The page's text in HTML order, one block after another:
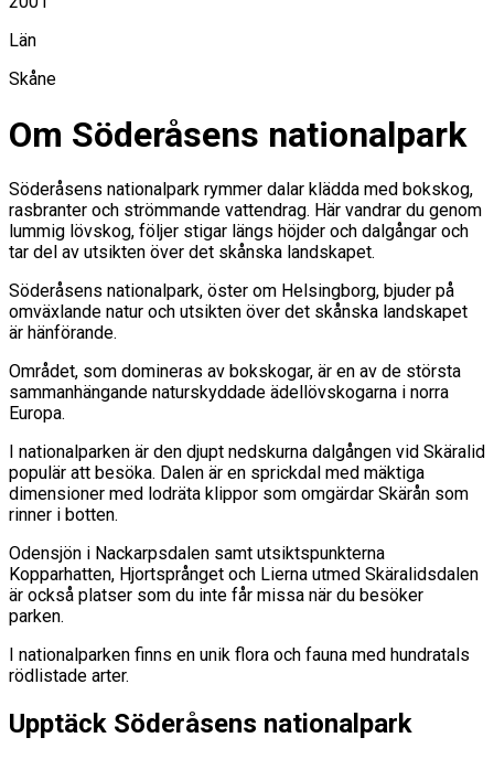
Län
Skåne
Om Söderåsens nationalpark
Söderåsens nationalpark rymmer dalar klädda med bokskog,
rasbranter och strömmande vattendrag. Här vandrar du genom
lummig lövskog, följer stigar längs höjder och dalgångar och
tar del av utsikten över det skånska landskapet.
Söderåsens nationalpark, öster om Helsingborg, bjuder på
omväxlande natur och utsikten över det skånska landskapet
är hänförande.
Området, som domineras av bokskogar, är en av de största
sammanhängande naturskyddade ädellövskogarna i norra
Europa.
I nationalparken är den djupt nedskurna dalgången vid Skäralid
populär att besöka. Dalen är en sprickdal med mäktiga
dimensioner med lodräta klippor som omgärdar Skärån som
rinner i botten.
Odensjön i Nackarpsdalen samt utsiktspunkterna
Kopparhatten, Hjortsprånget och Lierna utmed Skäralidsdalen
är också platser som du inte får missa när du besöker
parken.
I nationalparken finns en unik flora och fauna med hundratals
rödlistade arter.
Upptäck Söderåsens nationalpark